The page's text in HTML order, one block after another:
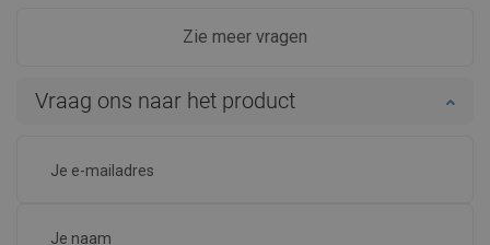
Zie meer vragen
Vraag ons naar het product